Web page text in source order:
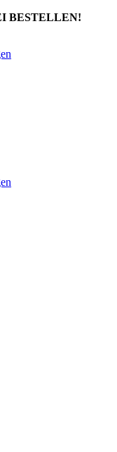
BESTELLEN!